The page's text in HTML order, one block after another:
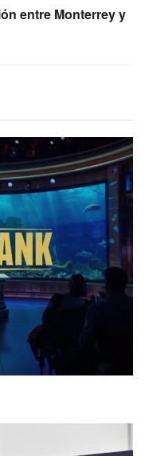
entre Monterrey y